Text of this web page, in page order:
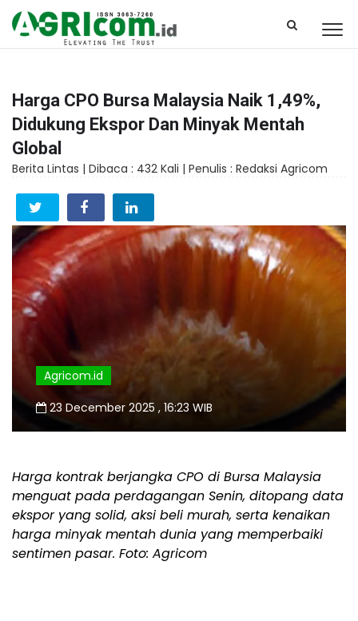
Harga CPO Bursa Malaysia Naik 1,49%,
Didukung Ekspor Dan Minyak Mentah
Global
Berita Lintas | Dibaca : 432 Kali | Penulis : Redaksi Agricom
Agricom.id
23 December 2025 , 16:23 WIB
Harga kontrak berjangka CPO di Bursa Malaysia
menguat pada perdagangan Senin, ditopang data
ekspor yang solid, aksi beli murah, serta kenaikan
harga minyak mentah dunia yang memperbaiki
sentimen pasar. Foto: Agricom